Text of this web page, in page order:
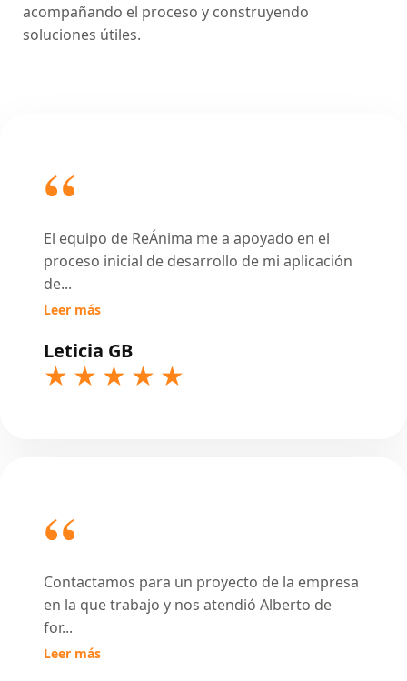
acompañando el proceso y construyendo
soluciones útiles.
Leticia GB
El equipo de ReÁnima me a apoyado en el
proceso inicial de desarrollo de mi aplicación
de...
Leer más
Contactamos para un proyecto de la empresa
en la que trabajo y nos atendió Alberto de
for...
Leer más